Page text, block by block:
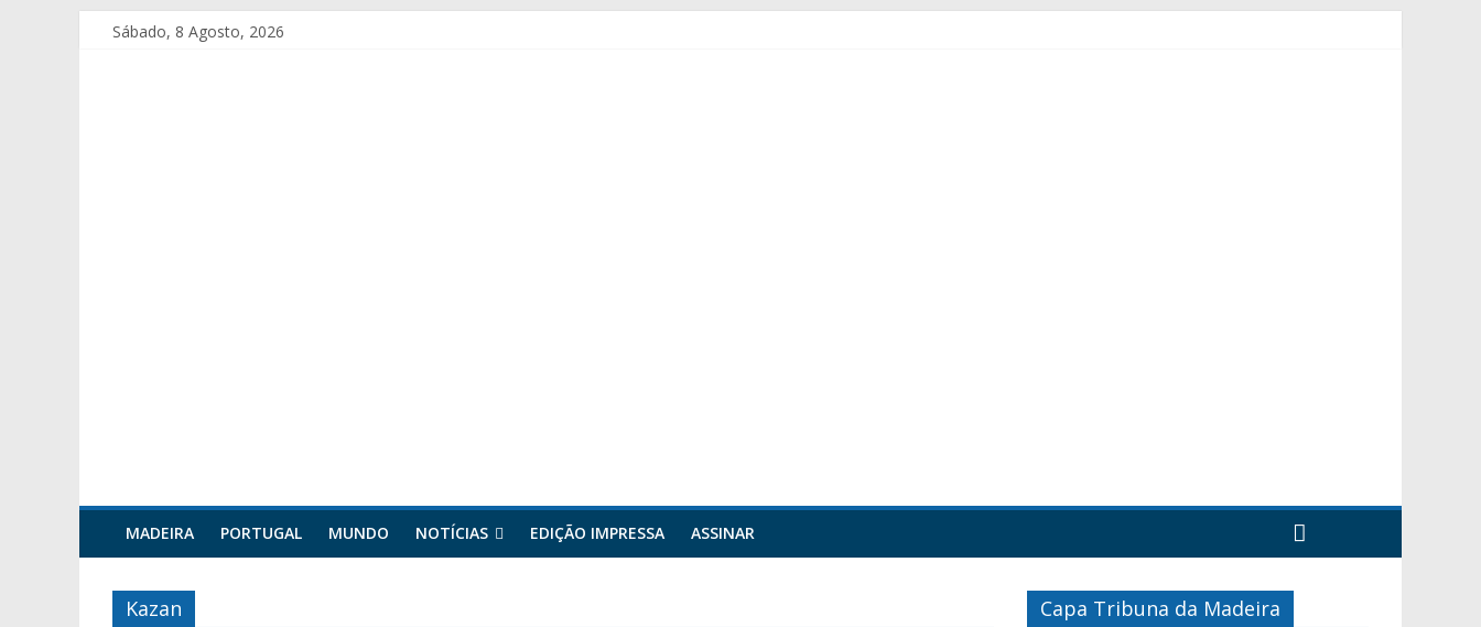
Sábado, 8 Agosto, 2026
MADEIRA PORTUGAL MUNDO NOTÍCIAS EDIÇÃO IMPRESSA ASSINAR
Kazan Capa Tribuna da Madeira